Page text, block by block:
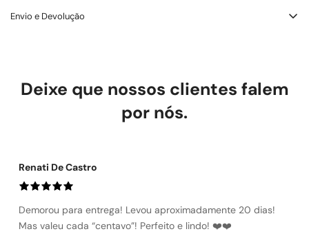
Envio e Devolução
Defeito de fabricação: trocamos ou reembolsamos sem custo.
Troca por tamanho ou modelo: a primeira é gratuita. Devolução
por arrependimento: reembolso integral, incluindo frete.
Deixe que nossos clientes falem
por nós.
Renati De Castro
Demorou para entrega! Levou aproximadamente 20 dias!
Mas valeu cada “centavo”! Perfeito e lindo! ❤️❤️